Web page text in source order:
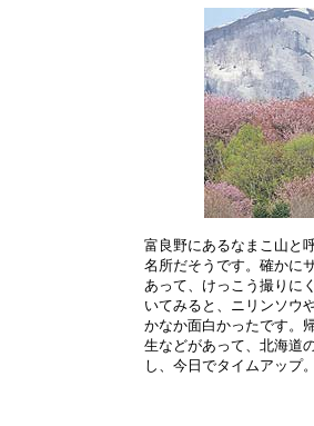
富良野にあるなまこ山と
名所だそうです。確かに
あって、けっこう撮りに
いてみると、ニリンソウ
かなか面白かったです。
生などがあって、北海道